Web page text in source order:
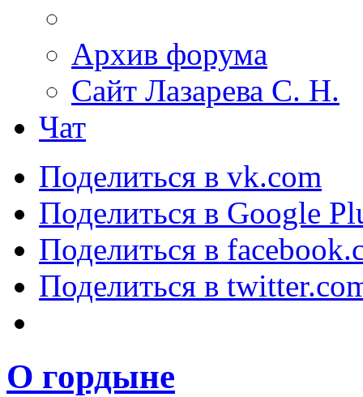
Архив форума
Сайт Лазарева С. Н.
Чат
Поделиться в vk.com
Поделиться в Google
Поделиться в
Поделиться в
О гордыне